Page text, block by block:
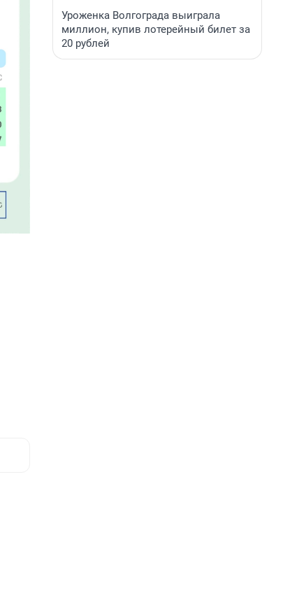
Уроженка Волгограда выиграла
миллион, купив лотерейный билет за
20 рублей